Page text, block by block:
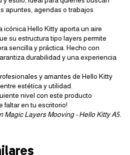
apuntes, agendas o trabajos
Hello Kitty aporta un aire
su estructura tipo layers permite
sencilla y práctica. Hecho con
durabilidad y una experiencia
y amantes de Hello Kitty
estética y utilidad.
nivel con este producto
faltar en tu escritorio!
Magic Layers Mooving - Hello Kitty A5.